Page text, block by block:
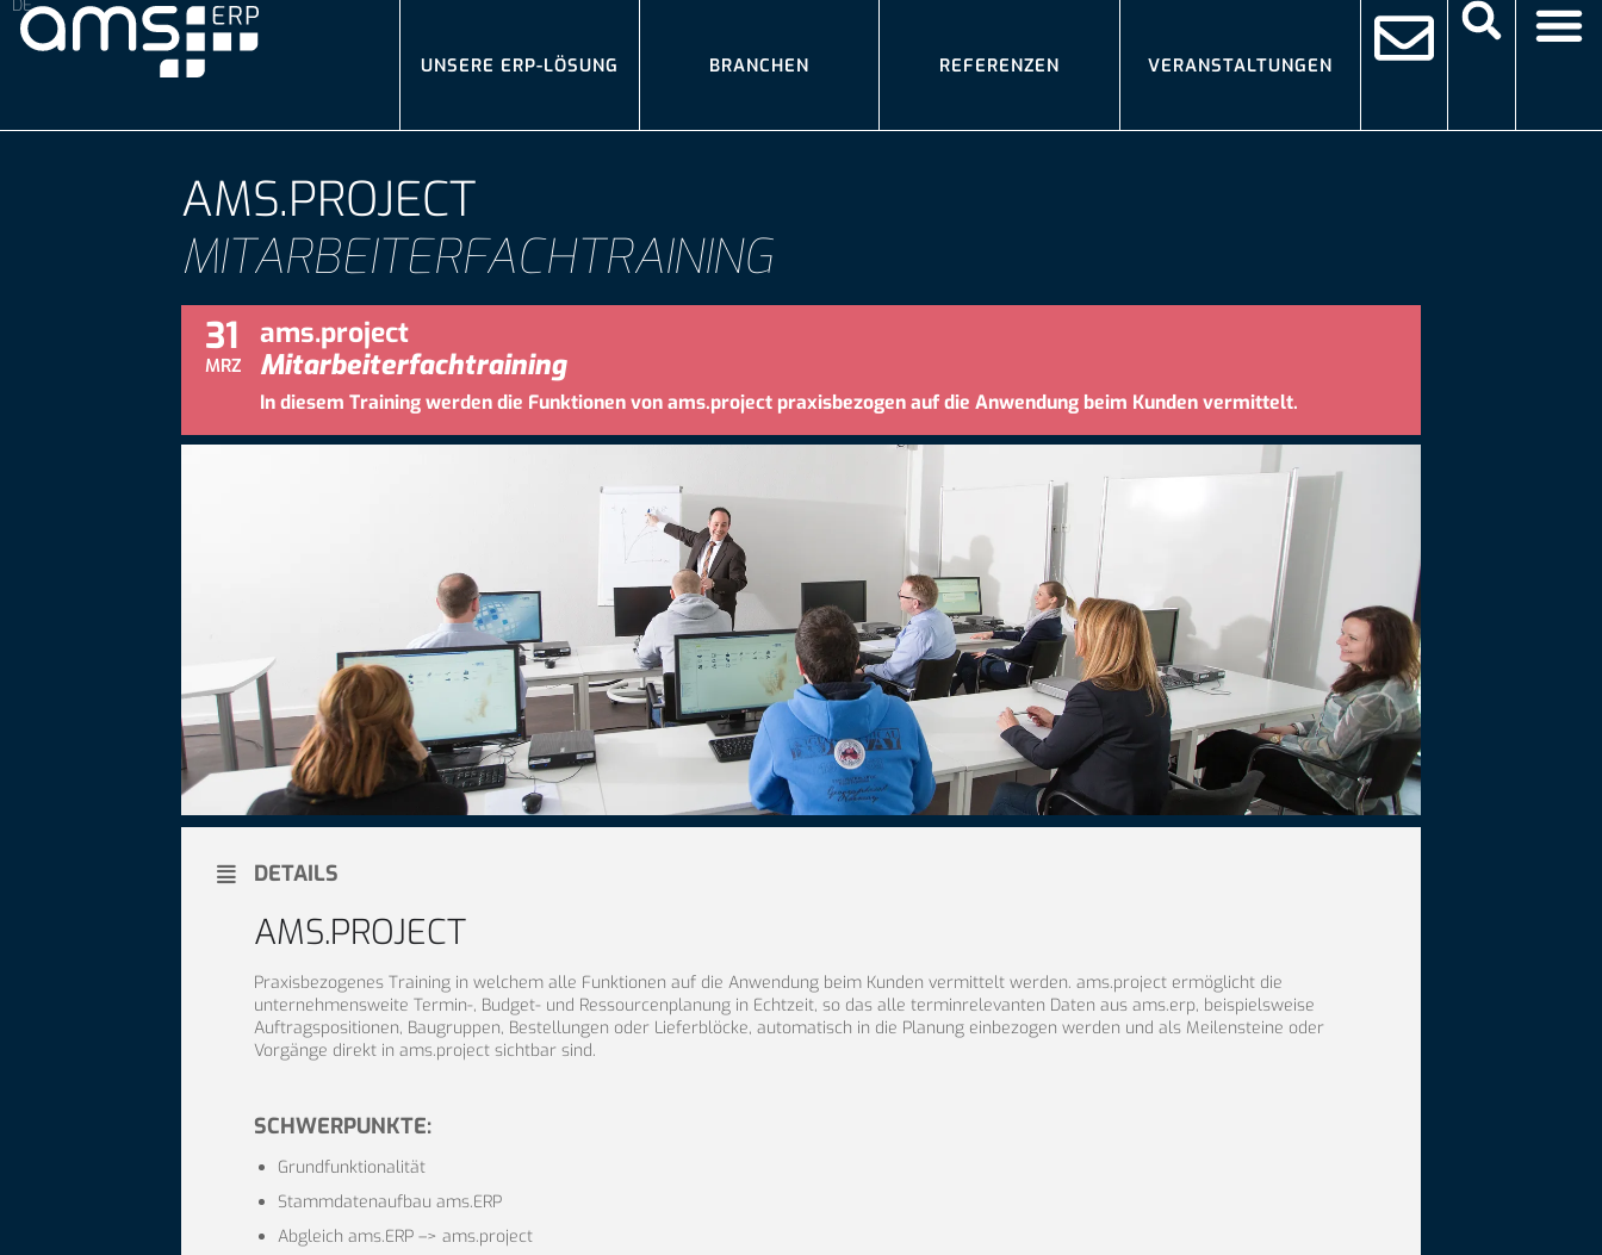
UNSERE ERP-LÖSUNG BRANCHEN REFERENZEN VERANSTALTUNGEN
AMS.PROJECT
MITARBEITERFACHTRAINING
31
MRZ
ams.project
Mitarbeiterfachtraining
In diesem Training werden die Funktionen von ams.project praxisbezogen auf die Anwendung beim Kunden vermittelt.
DETAILS
AMS.PROJECT
Praxisbezogenes Training in welchem alle Funktionen auf die Anwendung beim Kunden vermittelt werden. ams.project ermöglicht die
unternehmensweite Termin-, Budget- und Ressourcenplanung in Echtzeit, so das alle terminrelevanten Daten aus ams.erp, beispielsweise
Auftragspositionen, Baugruppen, Bestellungen oder Lieferblöcke, automatisch in die Planung einbezogen werden und als Meilensteine oder
Vorgänge direkt in ams.project sichtbar sind.
SCHWERPUNKTE:
Grundfunktionalität
Stammdatenaufbau ams.ERP
Abgleich ams.ERP –> ams.project